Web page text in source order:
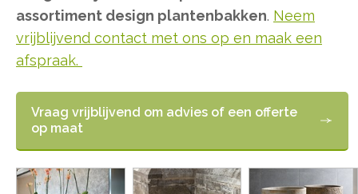
assortiment design plantenbakken. Neem
vrijblijvend contact met ons op en maak een
afspraak.
Vraag vrijblijvend om advies of een offerte
op maat